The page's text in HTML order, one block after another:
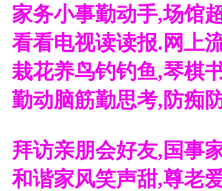
家务小事勤动手,场馆
看看电视读读报.网上
栽花养鸟钓钓鱼,琴棋
勤动脑筋勤思考,防痴
拜访亲朋会好友,国事
和谐家风笑声甜,尊老